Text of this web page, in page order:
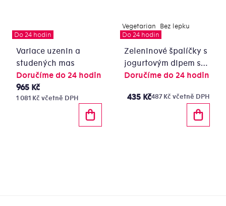
Do 24 hodin
Variace uzenin a
studených mas
Doručíme do 24 hodin
1 081 Kč včetně DPH
965 Kč
Vegetarian
Bez lepku
Do 24 hodin
Zeleninové špalíčky s
jogurtovým dipem s
pažitkou
Doručíme do 24 hodin
487 Kč včetně DPH
435 Kč